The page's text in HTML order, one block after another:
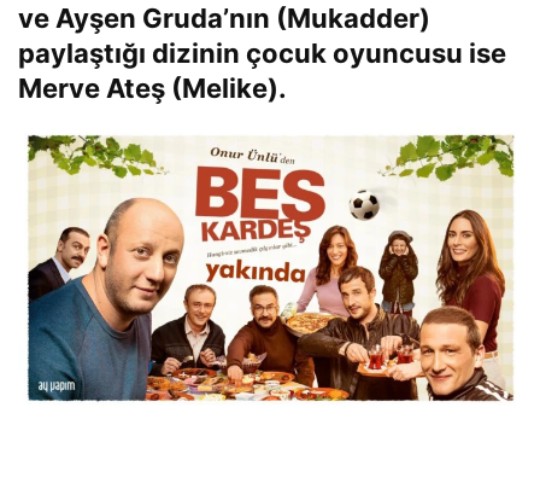
ve Ayşen Gruda’nın (Mukadder)
paylaştığı dizinin çocuk oyuncusu ise
Merve Ateş (Melike).